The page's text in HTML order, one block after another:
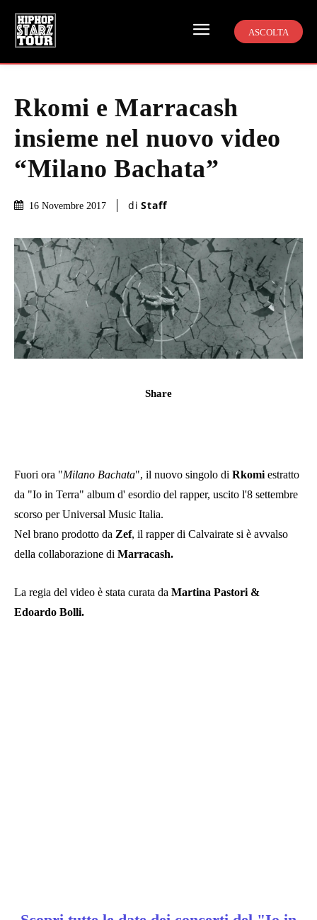
ASCOLTA
Rkomi e Marracash
insieme nel nuovo video
“Milano Bachata”
16 Novembre 2017 di Staff
Share
Fuori ora "Milano Bachata", il nuovo singolo di Rkomiestratto
da "Io in Terra" album d' esordio del rapper, uscito l'8 settembre
scorso per Universal Music Italia.
Nel brano prodotto da Zef, il rapper di Calvairate si è avvalso
della collaborazione di Marracash.
La regia del video è stata curata da Martina Pastori &
Edoardo Bolli.